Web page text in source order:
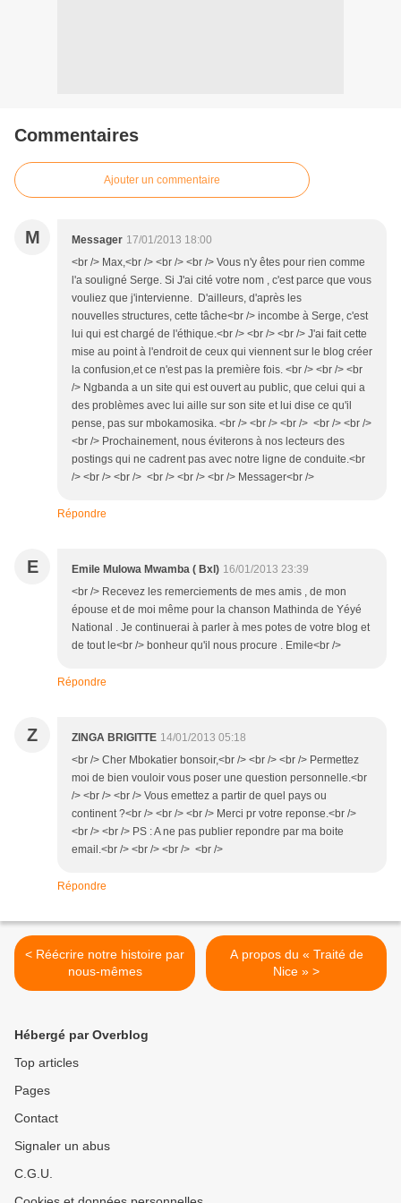
Commentaires
Ajouter un commentaire
M Messager 17/01/2013 18:00
<br /> Max,<br /> <br /> <br /> Vous n'y êtes pour rien comme
l'a souligné Serge. Si J'ai cité votre nom , c'est parce que vous
vouliez que j'intervienne. D'ailleurs, d'après les
nouvelles structures, cette tâche<br /> incombe à Serge, c'est
lui qui est chargé de l'éthique.<br /> <br /> <br /> J'ai fait cette
mise au point à l'endroit de ceux qui viennent sur le blog créer
la confusion,et ce n'est pas la première fois. <br /> <br /> <br
/> Ngbanda a un site qui est ouvert au public, que celui qui a
des problèmes avec lui aille sur son site et lui dise ce qu'il
pense, pas sur mbokamosika. <br /> <br /> <br /> <br /> <br />
<br /> Prochainement, nous éviterons à nos lecteurs des
postings qui ne cadrent pas avec notre ligne de conduite.<br
/> <br /> <br /> <br /> <br /> <br /> Messager<br />
Répondre
E Emile Mulowa Mwamba ( Bxl) 16/01/2013 23:39
<br /> Recevez les remerciements de mes amis , de mon
épouse et de moi même pour la chanson Mathinda de Yéyé
National . Je continuerai à parler à mes potes de votre blog et
de tout le<br /> bonheur qu'il nous procure . Emile<br />
Répondre
Z ZINGA BRIGITTE 14/01/2013 05:18
<br /> Cher Mbokatier bonsoir,<br /> <br /> <br /> Permettez
moi de bien vouloir vous poser une question personnelle.<br
/> <br /> <br /> Vous emettez a partir de quel pays ou
continent ?<br /> <br /> <br /> Merci pr votre reponse.<br />
<br /> <br /> PS : A ne pas publier repondre par ma boite
email.<br /> <br /> <br /> <br />
Répondre
< Réécrire notre histoire par
nous-mêmes
A propos du « Traité de
Nice » >
Hébergé par Overblog
Top articles
Pages
Contact
Signaler un abus
C.G.U.